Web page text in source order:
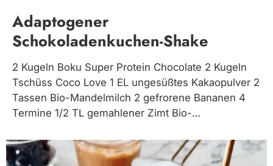
Adaptogener
Schokoladenkuchen-Shake
2 Kugeln Boku Super Protein Chocolate 2 Kugeln
Tschüss Coco Love 1 EL ungesüßtes Kakaopulver 2
Tassen Bio-Mandelmilch 2 gefrorene Bananen 4
Termine 1/2 TL gemahlener Zimt Bio-
einen Mixer geben und glatt rühren. In hohe Gläser
füllen und mit Schokoladensirup auffüllen.